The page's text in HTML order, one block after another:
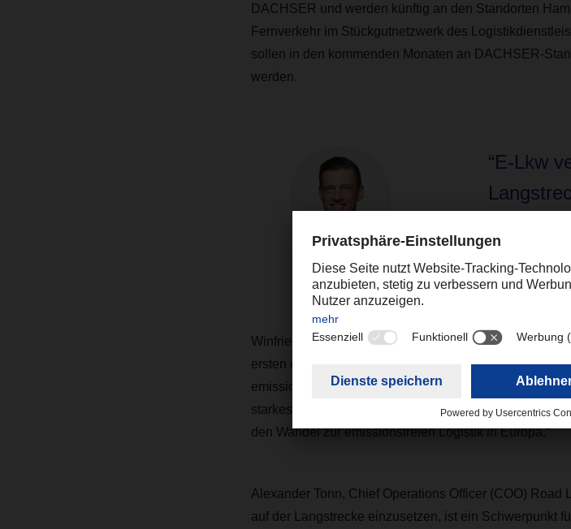
DACHSER und werden künftig an den Standorten
Fernverkehr im Stückgutnetzwerk des
sollen in den kommenden Monaten an DACHSER-
werden.
“E-Lkw
Logistics
Winfried Sorg, Centerleiter Nutzfahrzeugzentrum
ersten eActros 600 an DACHSER ist ein bedeutender
emissionsfreien Logistik. Mit der Integration der
starkes Zeichen für nachhaltigere Transportlösungen
den Wandel zur emissionsfreien Logistik in Europa.“
Alexander Tonn, Chief Operations Officer (COO)
auf der Langstrecke einzusetzen, ist ein Schwerpunkt